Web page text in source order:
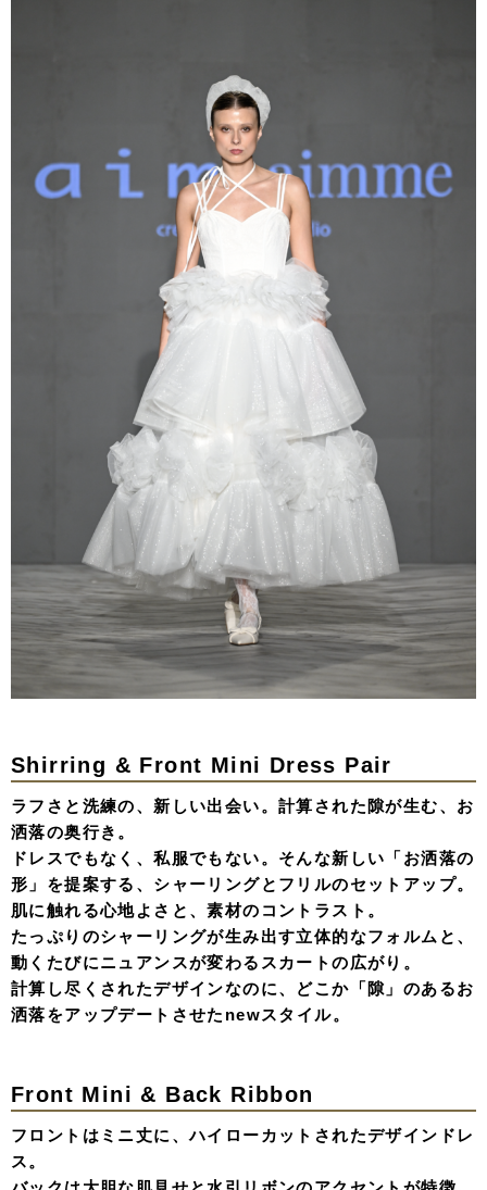
Shirring & Front Mini Dress Pair
ラフさと洗練の、新しい出会い。計算された隙が生む、お
洒落の奥行き。
ドレスでもなく、私服でもない。そんな新しい「お洒落の
形」を提案する、シャーリングとフリルのセットアップ。
肌に触れる心地よさと、素材のコントラスト。
たっぷりのシャーリングが生み出す立体的なフォルムと、
動くたびにニュアンスが変わるスカートの広がり。
計算し尽くされたデザインなのに、どこか「隙」のあるお
洒落をアップデートさせたnewスタイル。